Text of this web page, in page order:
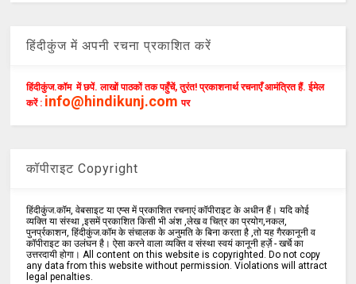
हिंदीकुंज में अपनी रचना प्रकाशित करें
हिंदीकुंज.कॉम में छपें. लाखों पाठकों तक पहुँचें, तुरंत! प्रकाशनार्थ रचनाएँ आमंत्रित हैं. ईमेल
करें : info@hindikunj.com पर
कॉपीराइट Copyright
हिंदीकुंज.कॉम, वेबसाइट या एप्स में प्रकाशित रचनाएं कॉपीराइट के अधीन हैं। यदि कोई
व्यक्ति या संस्था ,इसमें प्रकाशित किसी भी अंश ,लेख व चित्र का प्रयोग,नकल,
पुनर्प्रकाशन, हिंदीकुंज.कॉम के संचालक के अनुमति के बिना करता है ,तो यह गैरकानूनी व
कॉपीराइट का उलंघन है। ऐसा करने वाला व्यक्ति व संस्था स्वयं कानूनी हर्ज़े - खर्चे का
उत्तरदायी होगा। All content on this website is copyrighted. Do not copy
any data from this website without permission. Violations will attract
legal penalties.